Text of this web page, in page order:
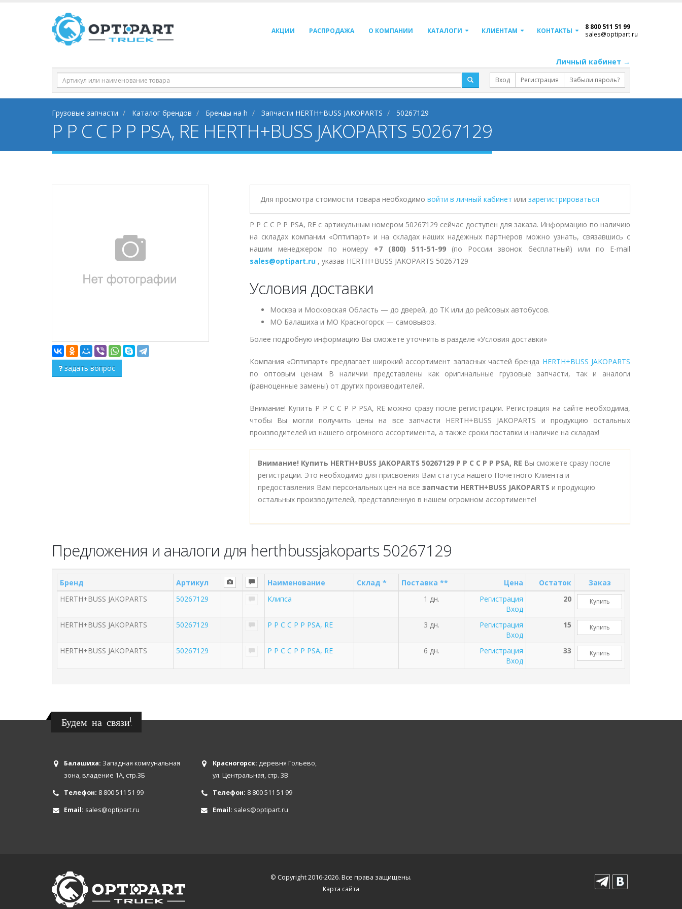
АКЦИИ РАСПРОДАЖА О КОМПАНИИ КАТАЛОГИ КЛИЕНТАМ КОНТАКТЫ 8 800 511 51 99
sales@optipart.ru
Личный кабинет →
Вход Регистрация Забыли пароль?
Грузовые запчасти Каталог брендов Бренды на h Запчасти HERTH+BUSS JAKOPARTS 50267129
Р Р С С Р Р PSA, RE HERTH+BUSS JAKOPARTS 50267129
задать вопрос
Для просмотра стоимости товара необходимо войти в личный кабинет или зарегистрироваться
Р Р С С Р Р PSA, RE с артикульным номером 50267129 сейчас доступен для заказа. Информацию по наличию
на складах компании «Оптипарт» и на складах наших надежных партнеров можно узнать, связавшись с
нашим менеджером по номеру +7 (800) 511-51-99(по России звонок бесплатный) или по E-mail
sales@optipart.ru , указав HERTH+BUSS JAKOPARTS 50267129
Условия доставки
Москва и Московская Область — до дверей, до ТК или до рейсовых автобусов.
МО Балашиха и МО Красногорск — самовывоз.
Более подробную информацию Вы сможете уточнить в разделе «Условия доставки»
Компания «Оптипарт» предлагает широкий ассортимент запасных частей бренда HERTH+BUSS JAKOPARTS
по оптовым ценам. В наличии представлены как оригинальные грузовые запчасти, так и аналоги
(равноценные замены) от других производителей.
Внимание! Купить Р Р С С Р Р PSA, RE можно сразу после регистрации. Регистрация на сайте необходима,
чтобы Вы могли получить цены на все запчасти HERTH+BUSS JAKOPARTS и продукцию остальных
производителей из нашего огромного ассортимента, а также сроки поставки и наличие на складах!
Внимание! Купить HERTH+BUSS JAKOPARTS 50267129 Р Р С С Р Р PSA, RE Вы сможете сразу после
регистрации. Это необходимо для присвоения Вам статуса нашего Почетного Клиента и
предоставления Вам персональных цен на все запчасти HERTH+BUSS JAKOPARTS и продукцию
остальных производителей, представленную в нашем огромном ассортименте!
Предложения и аналоги для herthbussjakoparts 50267129
Бренд Артикул Наименование Склад * Поставка ** Цена Остаток
Заказ
HERTH+BUSS JAKOPARTS
50267129 Клипса 1 дн.
Регистрация
Вход
20 Купить
HERTH+BUSS JAKOPARTS 50267129 Р Р С С Р Р PSA, RE 3 дн.
Регистрация
Вход
15 Купить
HERTH+BUSS JAKOPARTS 50267129 Р Р С С Р Р PSA, RE 6 дн.
Регистрация
Вход
33 Купить
Будем на связи!
Балашиха: Западная коммунальная
зона, владение 1А, стр.3Б
Телефон: 8 800 511 51 99
Email: sales@optipart.ru
Красногорск: деревня Гольево,
ул. Центральная, стр. 3В
Телефон: 8 800 511 51 99
Email: sales@optipart.ru
© Copyright 2016-2026. Все права защищены.
Карта сайта